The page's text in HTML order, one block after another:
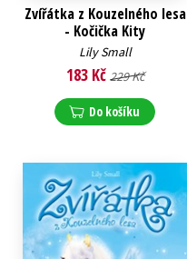
Zvířátka z Kouzelného lesa
- Kočička Kity
Lily Small
183 Kč 229 Kč
Do košíku